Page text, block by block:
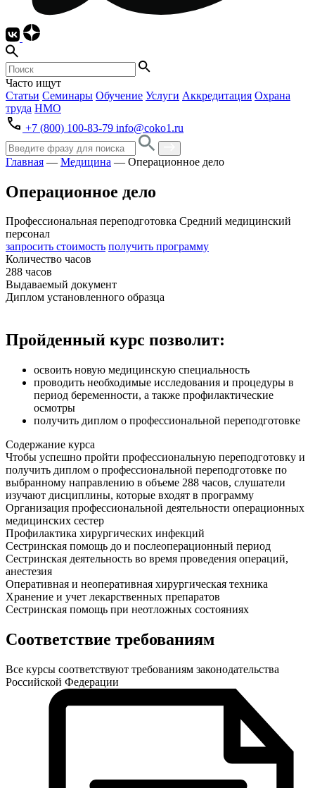
Часто ищут
Статьи Семинары Обучение Услуги Аккредитация Охрана
труда НМО
+7 (800) 100-83-79 info@coko1.ru
Главная — Медицина — Операционное дело
Операционное дело
Профессиональная переподготовка Средний медицинский
персонал
запросить стоимость получить программу
Количество часов
288 часов
Выдаваемый документ
Диплом установленного образца
Пройденный курс позволит:
освоить новую медицинскую специальность
проводить необходимые исследования и процедуры в
период беременности, а также профилактические
осмотры
получить диплом о профессиональной переподготовке
Содержание курса
Чтобы успешно пройти профессиональную переподготовку и
получить диплом о профессиональной переподготовке по
выбранному направлению в объеме 288 часов, слушатели
изучают дисциплины, которые входят в программу
Организация профессиональной деятельности операционных
медицинских сестер
Профилактика хирургических инфекций
Сестринская помощь до и послеоперационный период
Сестринская деятельность во время проведения операций,
анестезия
Оперативная и неоперативная хирургическая техника
Хранение и учет лекарственных препаратов
Сестринская помощь при неотложных состояниях
Соответствие требованиям
Все курсы соответствуют требованиям законодательства
Российской Федерации